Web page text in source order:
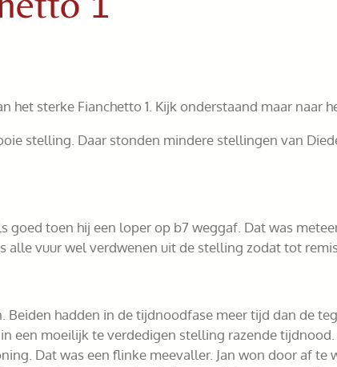
sterke Fianchetto 1. Kijk onderstaand maar naar
stelling. Daar stonden mindere stellingen van
toen hij een loper op b7 weggaf. Dat was
alle vuur wel verdwenen uit de stelling zodat tot
hadden in de tijdnoodfase meer tijd dan de
een moeilijk te verdedigen stelling razende tijdnood.
Dat was een flinke meevaller. Jan won door af te